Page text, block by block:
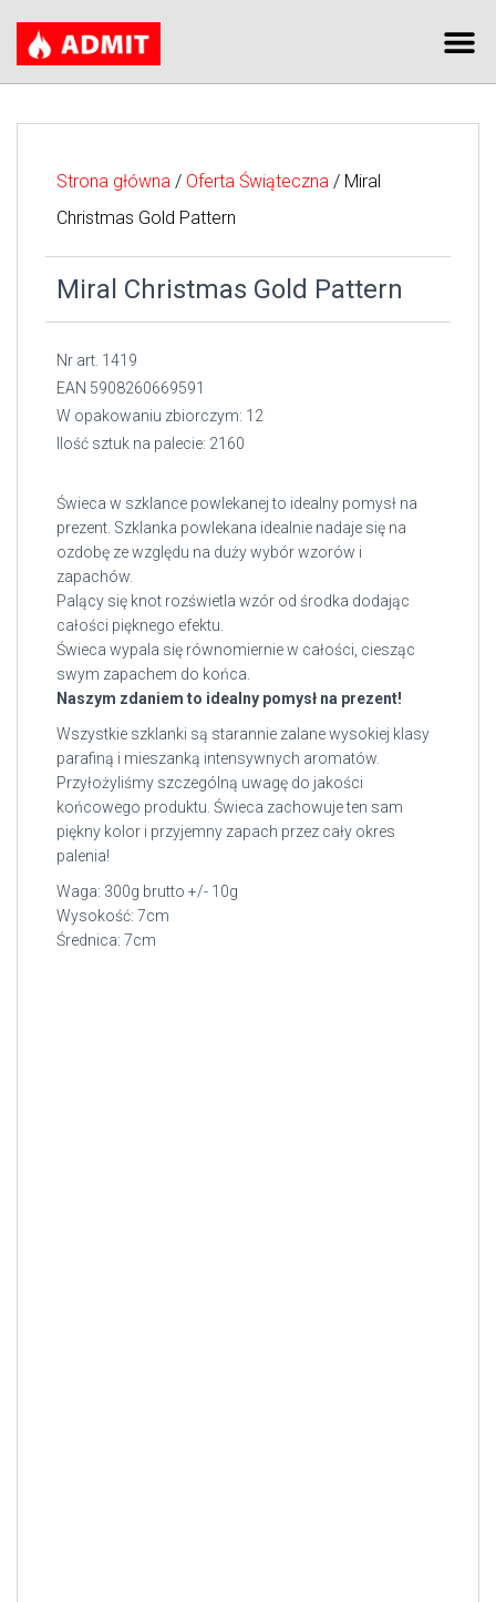
Strona główna / Oferta Świąteczna / Miral
Christmas Gold Pattern
Miral Christmas Gold Pattern
Nr art. 1419
EAN 5908260669591
W opakowaniu zbiorczym: 12
Ilość sztuk na palecie: 2160
Świeca w szklance powlekanej to idealny pomysł na
prezent. Szklanka powlekana idealnie nadaje się na
ozdobę ze względu na duży wybór wzorów i
zapachów.
Palący się knot rozświetla wzór od środka dodając
całości pięknego efektu.
Świeca wypala się równomiernie w całości, ciesząc
swym zapachem do końca.
Naszym zdaniem to idealny pomysł na prezent!
Wszystkie szklanki są starannie zalane wysokiej klasy
parafiną i mieszanką intensywnych aromatów.
Przyłożyliśmy szczególną uwagę do jakości
końcowego produktu. Świeca zachowuje ten sam
piękny kolor i przyjemny zapach przez cały okres
palenia!
Waga: 300g brutto +/- 10g
Wysokość: 7cm
Średnica: 7cm